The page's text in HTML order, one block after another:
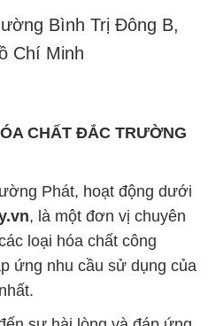
Bình Trị Đông B,
Chí Minh
CHẤT ĐẮC TRƯỜNG
Phát, hoạt động dưới
, là một đơn vị chuyên
loại hóa chất công
ứng nhu cầu sử dụng của